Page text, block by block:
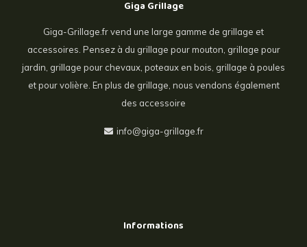
Giga Grillage
Giga-Grillage.fr vend une large gamme de grillage et
accessoires. Pensez à du grillage pour mouton, grillage pour
jardin, grillage pour chevaux, poteaux en bois, grillage à poules
et pour volière. En plus de grillage, nous vendons également
des accessoire
info@giga-grillage.fr
Informations